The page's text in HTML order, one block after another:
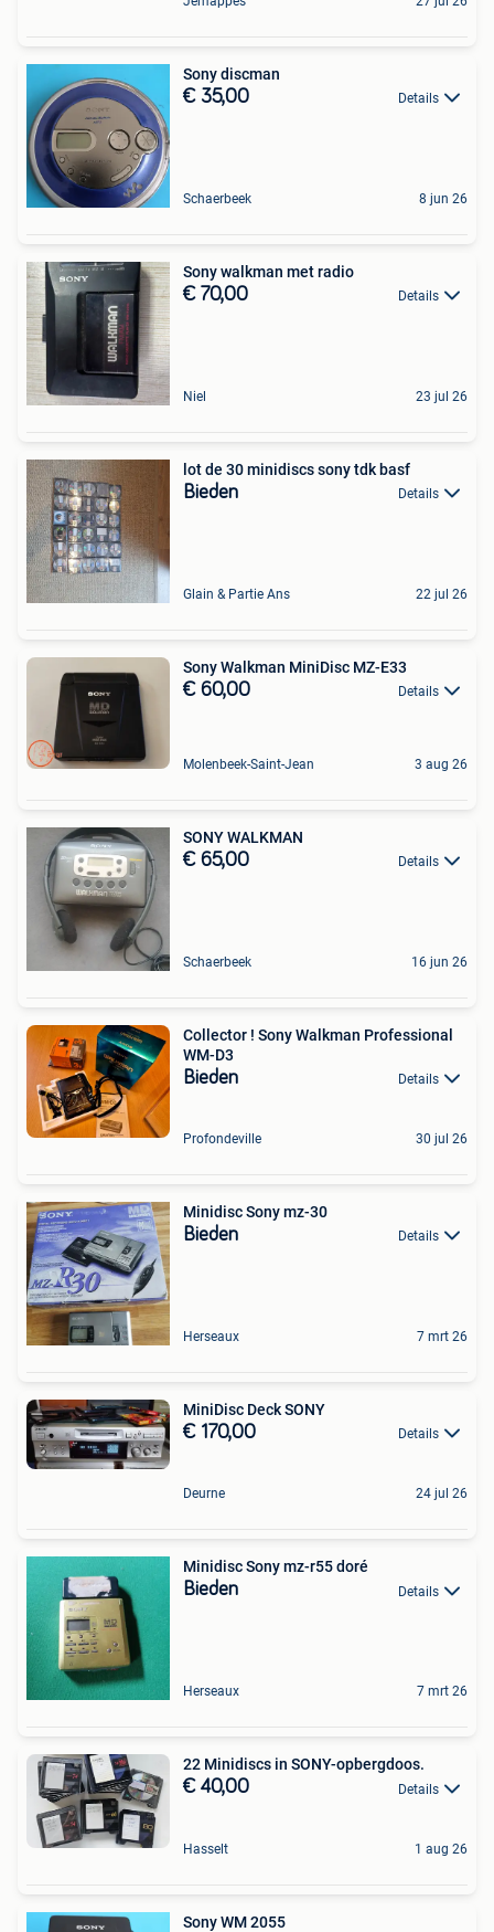
Sony discman
€ 35,00 Details
Schaerbeek 8 jun 26
Sony walkman met radio
€ 70,00 Details
Niel 23 jul 26
lot de 30 minidiscs sony tdk basf
Bieden Details
Glain & Partie Ans 22 jul 26
Sony Walkman MiniDisc MZ-E33
€ 60,00 Details
Molenbeek-Saint-Jean 3 aug 26
SONY WALKMAN
€ 65,00 Details
Schaerbeek 16 jun 26
Collector ! Sony Walkman Professional
WM-D3
Bieden Details
Profondeville 30 jul 26
Minidisc Sony mz-30
Bieden Details
Herseaux 7 mrt 26
MiniDisc Deck SONY
€ 170,00 Details
Deurne 24 jul 26
Minidisc Sony mz-r55 doré
Bieden Details
Herseaux 7 mrt 26
22 Minidiscs in SONY-opbergdoos.
€ 40,00 Details
Hasselt 1 aug 26
Sony WM 2055